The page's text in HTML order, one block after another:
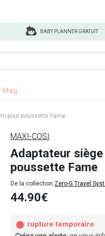
BABY PLANNER GRATUIT
Mag
pour poussette Fame
MAXI-COSI
Adaptateur
poussette Fame
De la collection Zero-G Travel
44.90€
rupture temporaire